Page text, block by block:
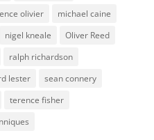
olivier
michael caine
nigel kneale
Oliver Reed
ralph richardson
lester
sean connery
terence fisher